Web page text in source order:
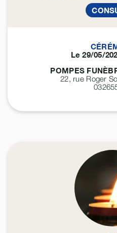
Le 29/05/
POMPES
22, rue Roger